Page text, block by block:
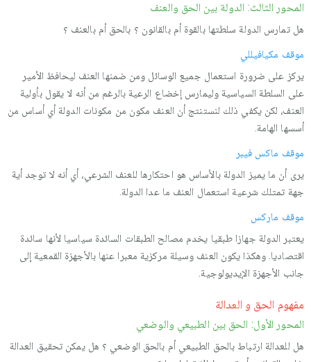
المحور الثالث: الدولة بين الحق والعنف
هل تمارس الدولة سلطتها بالقوة أم بالقانون ؟ بالحق أم بالعنف ؟
موقف مكیافیللي
یركز على ضرورة استعمال جمیع الوسائل ومن ضمنها العنف لیحافظ الأمیر
على السلطة السیاسیة وليمارس إخضاع الرعیة بالرغم من أنه لا یقول بأولیة
العنف، لكن یكفي ذلك لنستنتج أن العنف مكون من مكونات الدولة أي أساس من
أسسها الهامة.
موقف ماكس فیبر
یرى أن ما یمیز الدولة بالأساس هو احتكارها للعنف الشرعي، أي أنه لا توجد أیة
جهة تمتلك شرعیة استعمال العنف ما عدا الدولة.
موقف ماركس
یعتبر الدولة جهازا طبقیا یخدم مصالح الطبقات السائدة سیاسیا لأنها سائدة
اقتصادیا. وهكذا یكون العنف وسیلة مركزیة معبرا عنها بالأجهزة القمعیة إلى
جانب الأجهزة الإیدیولوجیة.
مفهوم الحق و العدالة
المحور الأول: الحق بين الطبيعي والوضعي
هل للعدالة ارتباط بالحق الطبیعي أم بالحق الوضعي ؟ هل یمكن تحقیق العدالة